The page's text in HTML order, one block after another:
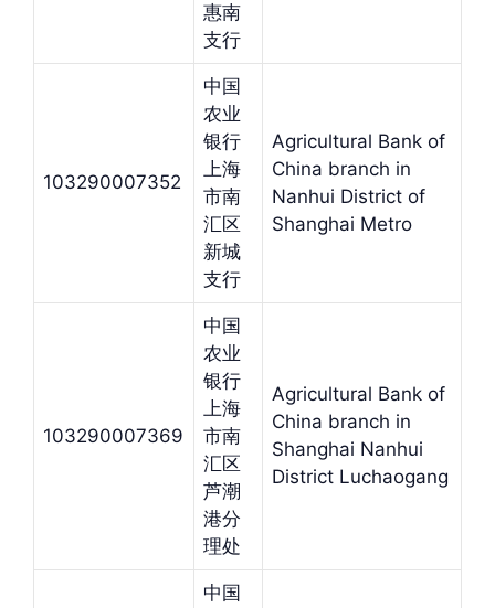
惠南
支行
103290007352
中国
农业
银行
上海
市南
汇区
新城
支行
Agricultural Bank of
China branch in
Nanhui District of
Shanghai Metro
103290007369
中国
农业
银行
上海
市南
汇区
芦潮
港分
理处
Agricultural Bank of
China branch in
Shanghai Nanhui
District Luchaogang
中国